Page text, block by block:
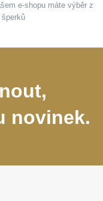
e-shopu máte výběr z
novinek.